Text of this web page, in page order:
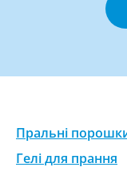
Пральні
Гелі для прання